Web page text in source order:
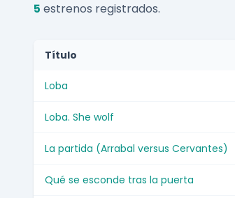
5 estrenos registrados.
Título
Loba
Loba. She wolf
La partida (Arrabal versus Cervantes)
Qué se esconde tras la puerta